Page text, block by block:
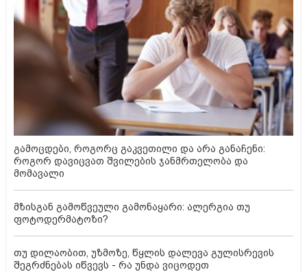
გამოცდები, როგორც გაკვეთილი და არა განაჩენი:
როგორ დავიცვათ შვილების ჯანმრთელობა და
მომავალი
მზისგან გამოწვეული გამონაყარი: ალერგია თუ
ფოტოდერმატოზი?
თუ დილაობით, უზმოზე, წყლის დალევა გულისრევის
შეგრძნებას იწვევს - რა უნდა ვიცოდეთ